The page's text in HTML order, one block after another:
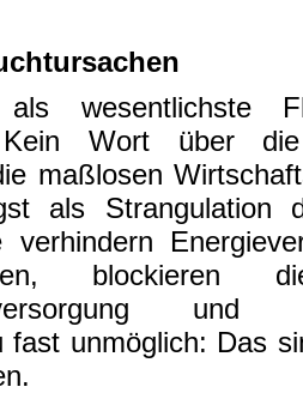
wesentlichste
Kein Wort über die
maßlosen
als Strangulation
verhindern
blockieren
und
fast unmöglich: Das